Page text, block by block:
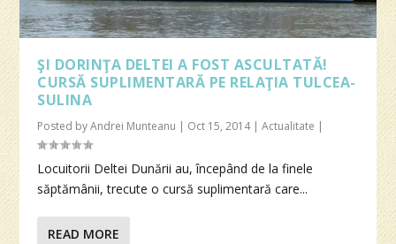
ŞI DORINŢA DELTEI A FOST ASCULTATĂ!
CURSĂ SUPLIMENTARĂ PE RELAŢIA TULCEA-
SULINA
Posted byAndrei Munteanu | Oct 15, 2014|Actualitate |
Locuitorii Deltei Dunării au, începând de la finele
săptămânii, trecute o cursă suplimentară care...
READ MORE